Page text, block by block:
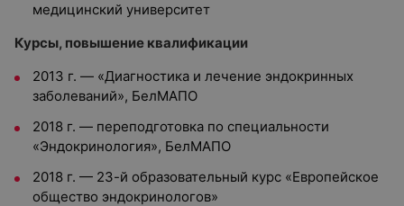
медицинский университет
Курсы, повышение квалификации
2013 г. — «Диагностика и лечение эндокринных
заболеваний», БелМАПО
2018 г. — переподготовка по специальности
«Эндокринология», БелМАПО
2018 г. — 23-й образовательный курс «Европейское
общество эндокринологов»